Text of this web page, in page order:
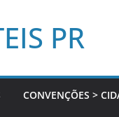
PR
CONVENÇÕES >